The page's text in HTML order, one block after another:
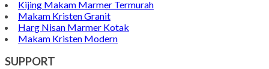
Kijing Makam Marmer Termurah
Makam Kristen Granit
Harg Nisan Marmer Kotak
Makam Kristen Modern
SUPPORT